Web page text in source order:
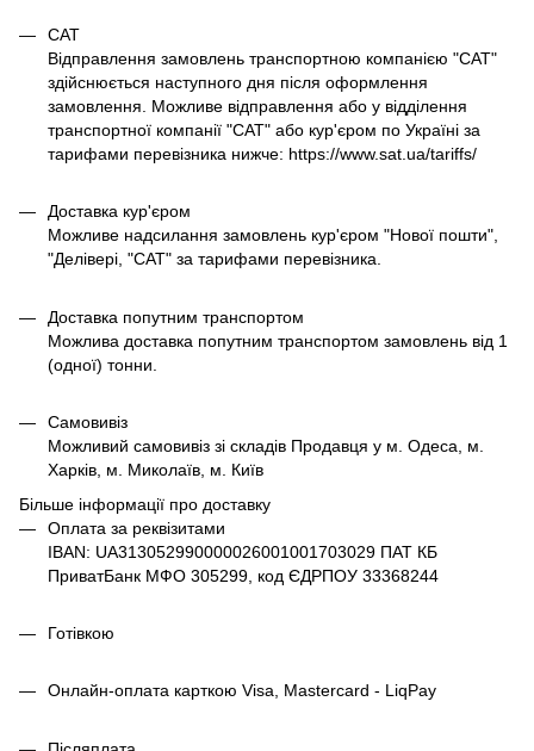
САТ
Відправлення замовлень транспортною компанією "САТ"
здійснюється наступного дня після оформлення
замовлення. Можливе відправлення або у відділення
транспортної компанії "САТ" або кур'єром по Україні за
тарифами перевізника нижче: https://www.sat.ua/tariffs/
Доставка кур'єром
Можливе надсилання замовлень кур'єром "Нової пошти",
"Делівері, "САТ" за тарифами перевізника.
Доставка попутним транспортом
Можлива доставка попутним транспортом замовлень від 1
(одної) тонни.
Самовивіз
Можливий самовивіз зі складів Продавця у м. Одеса, м.
Харків, м. Миколаїв, м. Київ
Більше інформації про доставку
Оплата за реквізитами
IBAN: UA313052990000026001001703029 ПАТ КБ
ПриватБанк МФО 305299, код ЄДРПОУ 33368244
Готівкою
Онлайн-оплата карткою Visa, Mastercard - LiqPay